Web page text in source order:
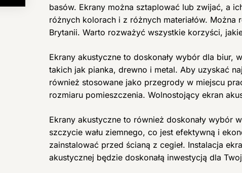
basów. Ekrany można sztaplować lub zwijać, a
różnych kolorach i z różnych materiałów.
Brytanii. Warto rozważyć wszystkie korzyści,
Ekrany akustyczne to doskonały wybór dla biur,
takich jak pianka, drewno i metal. Aby uzyskać
również stosowane jako przegrody w miejscu
rozmiaru pomieszczenia. Wolnostojący ekran
Ekrany akustyczne to również doskonały wybór
szczycie wału ziemnego, co jest efektywną i
zainstalować przed ścianą z cegieł. Instalacja
akustycznej będzie doskonałą inwestycją dla